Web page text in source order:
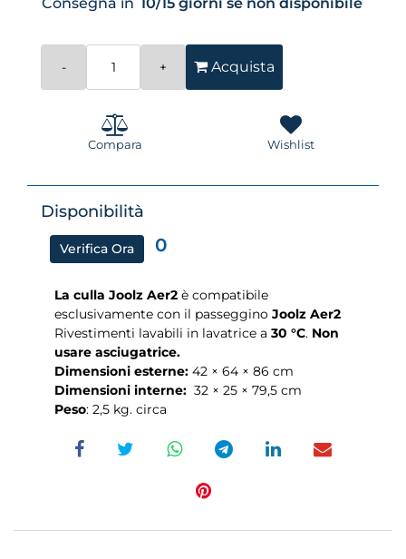
Acquista
Compara Wishlist
Disponibilità
Verifica Ora 0
La culla Joolz Aer2 è compatibile
esclusivamente con il passeggino Joolz Aer2
Rivestimenti lavabili in lavatrice a 30 °C. Non
usare asciugatrice.
Dimensioni esterne: 42 × 64 × 86 cm
Dimensioni interne: 32 × 25 × 79,5 cm
Peso: 2,5 kg. circa